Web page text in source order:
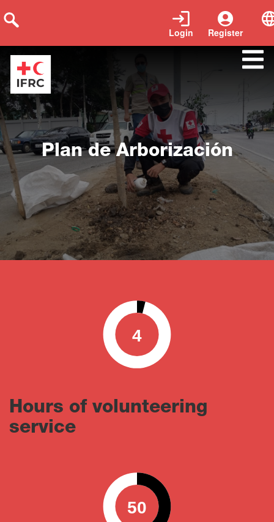
Register
Login
Plan de Arborización
4
0 100
Hours of volunteering
service
50
0 100